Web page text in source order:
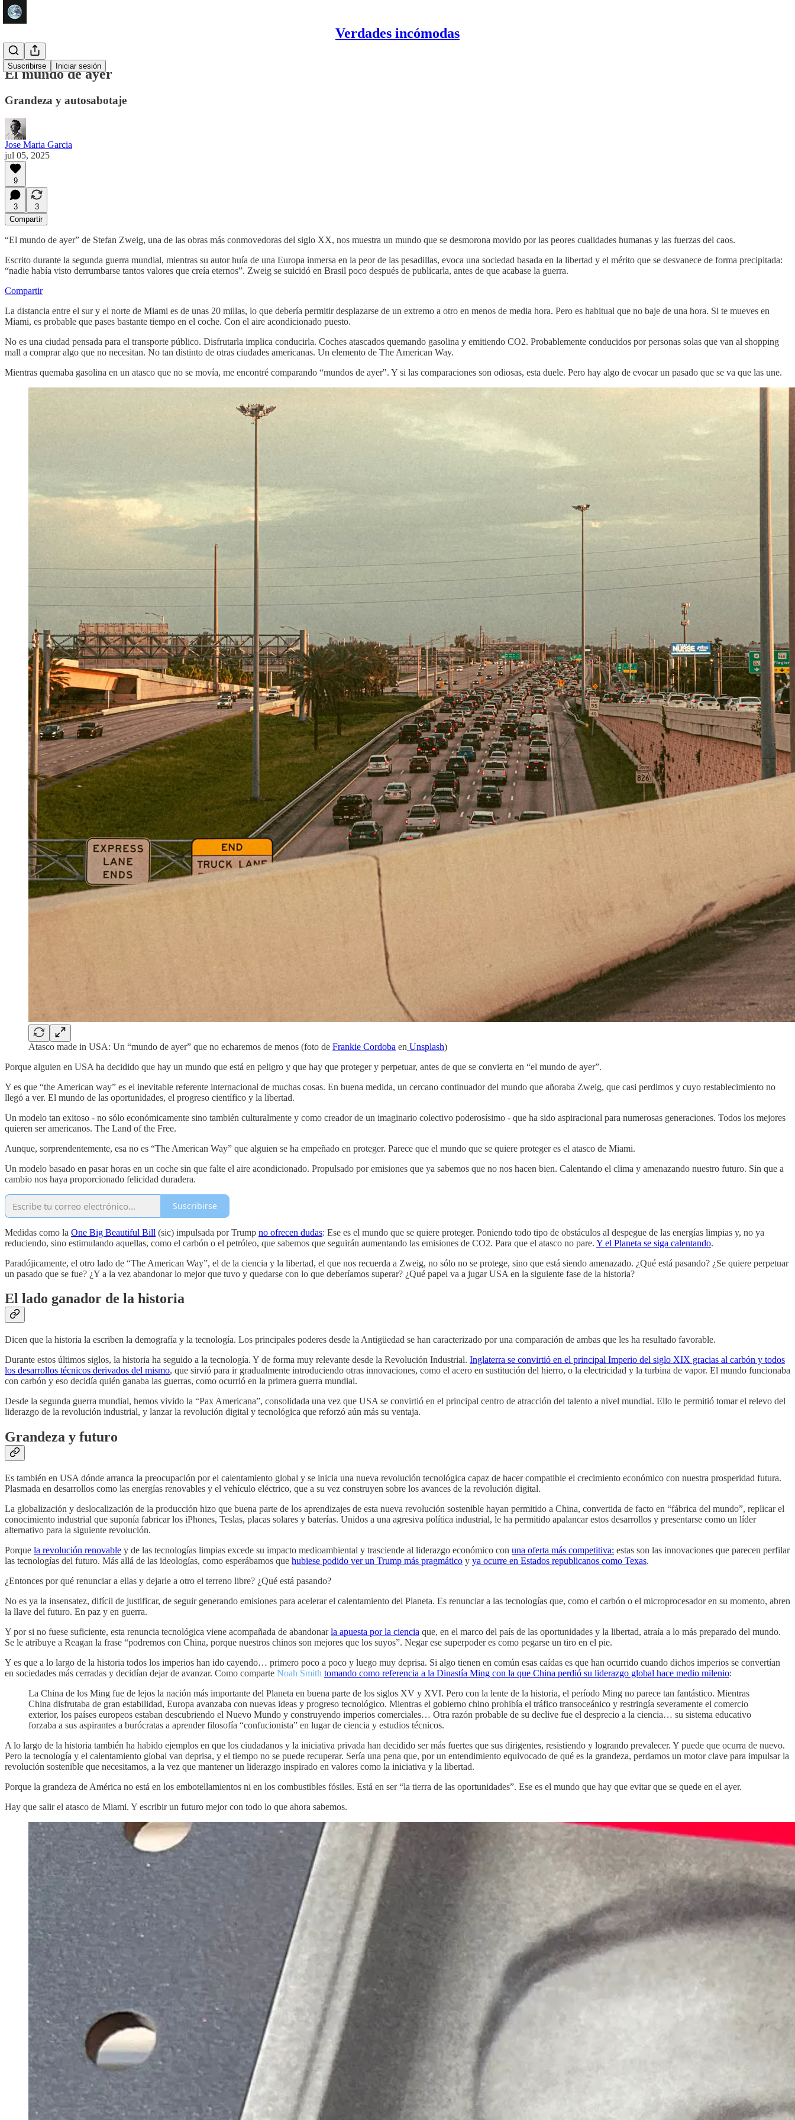
Verdades incómodas
Suscribirse Iniciar sesión
El mundo de ayer
Grandeza y autosabotaje
Jose Maria Garcia
jul 05, 2025
9
3
3
Compartir
“El mundo de ayer” de Stefan Zweig, una de las obras más conmovedoras del siglo XX, nos muestra un mundo que se desmorona movido por las peores cualidades humanas y las fuerzas del caos.
Escrito durante la segunda guerra mundial, mientras su autor huía de una Europa inmersa en la peor de las pesadillas, evoca una sociedad basada en la libertad y el mérito que se desvanece de forma precipitada:
“nadie había visto derrumbarse tantos valores que creía eternos”. Zweig se suicidó en Brasil poco después de publicarla, antes de que acabase la guerra.
Compartir
La distancia entre el sur y el norte de Miami es de unas 20 millas, lo que debería permitir desplazarse de un extremo a otro en menos de media hora. Pero es habitual que no baje de una hora. Si te mueves en
Miami, es probable que pases bastante tiempo en el coche. Con el aire acondicionado puesto.
No es una ciudad pensada para el transporte público. Disfrutarla implica conducirla. Coches atascados quemando gasolina y emitiendo CO2. Probablemente conducidos por personas solas que van al shopping
mall a comprar algo que no necesitan. No tan distinto de otras ciudades americanas. Un elemento de The American Way.
Mientras quemaba gasolina en un atasco que no se movía, me encontré comparando “mundos de ayer". Y si las comparaciones son odiosas, esta duele. Pero hay algo de evocar un pasado que se va que las une.
Atasco made in USA: Un “mundo de ayer” que no echaremos de menos (foto de Frankie Cordoba en Unsplash)
Porque alguien en USA ha decidido que hay un mundo que está en peligro y que hay que proteger y perpetuar, antes de que se convierta en “el mundo de ayer”.
Y es que “the American way” es el inevitable referente internacional de muchas cosas. En buena medida, un cercano continuador del mundo que añoraba Zweig, que casi perdimos y cuyo restablecimiento no
llegó a ver. El mundo de las oportunidades, el progreso científico y la libertad.
Un modelo tan exitoso - no sólo económicamente sino también culturalmente y como creador de un imaginario colectivo poderosísimo - que ha sido aspiracional para numerosas generaciones. Todos los mejores
quieren ser americanos. The Land of the Free.
Aunque, sorprendentemente, esa no es “The American Way” que alguien se ha empeñado en proteger. Parece que el mundo que se quiere proteger es el atasco de Miami.
Un modelo basado en pasar horas en un coche sin que falte el aire acondicionado. Propulsado por emisiones que ya sabemos que no nos hacen bien. Calentando el clima y amenazando nuestro futuro. Sin que a
cambio nos haya proporcionado felicidad duradera.
Suscribirse
Medidas como la One Big Beautiful Bill (sic) impulsada por Trump no ofrecen dudas: Ese es el mundo que se quiere proteger. Poniendo todo tipo de obstáculos al despegue de las energías limpias y, no ya
reduciendo, sino estimulando aquellas, como el carbón o el petróleo, que sabemos que seguirán aumentando las emisiones de CO2. Para que el atasco no pare. Y el Planeta se siga calentando.
Paradójicamente, el otro lado de “The American Way”, el de la ciencia y la libertad, el que nos recuerda a Zweig, no sólo no se protege, sino que está siendo amenazado. ¿Qué está pasando? ¿Se quiere perpetuar
un pasado que se fue? ¿Y a la vez abandonar lo mejor que tuvo y quedarse con lo que deberíamos superar? ¿Qué papel va a jugar USA en la siguiente fase de la historia?
El lado ganador de la historia
Dicen que la historia la escriben la demografía y la tecnología. Los principales poderes desde la Antigüedad se han caracterizado por una comparación de ambas que les ha resultado favorable.
Durante estos últimos siglos, la historia ha seguido a la tecnología. Y de forma muy relevante desde la Revolución Industrial. Inglaterra se convirtió en el principal Imperio del siglo XIX gracias al carbón y todos
los desarrollos técnicos derivados del mismo, que sirvió para ir gradualmente introduciendo otras innovaciones, como el acero en sustitución del hierro, o la electricidad y la turbina de vapor. El mundo funcionaba
con carbón y eso decidía quién ganaba las guerras, como ocurrió en la primera guerra mundial.
Desde la segunda guerra mundial, hemos vivido la “Pax Americana”, consolidada una vez que USA se convirtió en el principal centro de atracción del talento a nivel mundial. Ello le permitió tomar el relevo del
liderazgo de la revolución industrial, y lanzar la revolución digital y tecnológica que reforzó aún más su ventaja.
Grandeza y futuro
Es también en USA dónde arranca la preocupación por el calentamiento global y se inicia una nueva revolución tecnológica capaz de hacer compatible el crecimiento económico con nuestra prosperidad futura.
Plasmada en desarrollos como las energías renovables y el vehículo eléctrico, que a su vez construyen sobre los avances de la revolución digital.
La globalización y deslocalización de la producción hizo que buena parte de los aprendizajes de esta nueva revolución sostenible hayan permitido a China, convertida de facto en “fábrica del mundo”, replicar el
conocimiento industrial que suponía fabricar los iPhones, Teslas, placas solares y baterías. Unidos a una agresiva política industrial, le ha permitido apalancar estos desarrollos y presentarse como un líder
alternativo para la siguiente revolución.
Porque la revolución renovable y de las tecnologías limpias excede su impacto medioambiental y trasciende al liderazgo económico con una oferta más competitiva: estas son las innovaciones que parecen perfilar
las tecnologías del futuro. Más allá de las ideologías, como esperábamos que hubiese podido ver un Trump más pragmático y ya ocurre en Estados republicanos como Texas.
¿Entonces por qué renunciar a ellas y dejarle a otro el terreno libre? ¿Qué está pasando?
No es ya la insensatez, difícil de justificar, de seguir generando emisiones para acelerar el calentamiento del Planeta. Es renunciar a las tecnologías que, como el carbón o el microprocesador en su momento, abren
la llave del futuro. En paz y en guerra.
Y por si no fuese suficiente, esta renuncia tecnológica viene acompañada de abandonarla apuesta por la ciencia que, en el marco del país de las oportunidades y la libertad, atraía a lo más preparado del mundo.
Se le atribuye a Reagan la frase “podremos con China, porque nuestros chinos son mejores que los suyos”. Negar ese superpoder es como pegarse un tiro en el pie.
Y es que a lo largo de la historia todos los imperios han ido cayendo… primero poco a poco y luego muy deprisa. Si algo tienen en común esas caídas es que han ocurrido cuando dichos imperios se convertían
en sociedades más cerradas y decidían dejar de avanzar. Como comparte Noah Smith tomando como referencia a la Dinastía Ming con la que China perdió su liderazgo global hace medio milenio:
La China de los Ming fue de lejos la nación más importante del Planeta en buena parte de los siglos XV y XVI. Pero con la lente de la historia, el período Ming no parece tan fantástico. Mientras
China disfrutaba de gran estabilidad, Europa avanzaba con nuevas ideas y progreso tecnológico. Mientras el gobierno chino prohibía el tráfico transoceánico y restringía severamente el comercio
exterior, los países europeos estaban descubriendo el Nuevo Mundo y construyendo imperios comerciales… Otra razón probable de su declive fue el desprecio a la ciencia… su sistema educativo
forzaba a sus aspirantes a burócratas a aprender filosofía “confucionista” en lugar de ciencia y estudios técnicos.
A lo largo de la historia también ha habido ejemplos en que los ciudadanos y la iniciativa privada han decidido ser más fuertes que sus dirigentes, resistiendo y logrando prevalecer. Y puede que ocurra de nuevo.
Pero la tecnología y el calentamiento global van deprisa, y el tiempo no se puede recuperar. Sería una pena que, por un entendimiento equivocado de qué es la grandeza, perdamos un motor clave para impulsar la
revolución sostenible que necesitamos, a la vez que mantener un liderazgo inspirado en valores como la iniciativa y la libertad.
Porque la grandeza de América no está en los embotellamientos ni en los combustibles fósiles. Está en ser “la tierra de las oportunidades”. Ese es el mundo que hay que evitar que se quede en el ayer.
Hay que salir el atasco de Miami. Y escribir un futuro mejor con todo lo que ahora sabemos.